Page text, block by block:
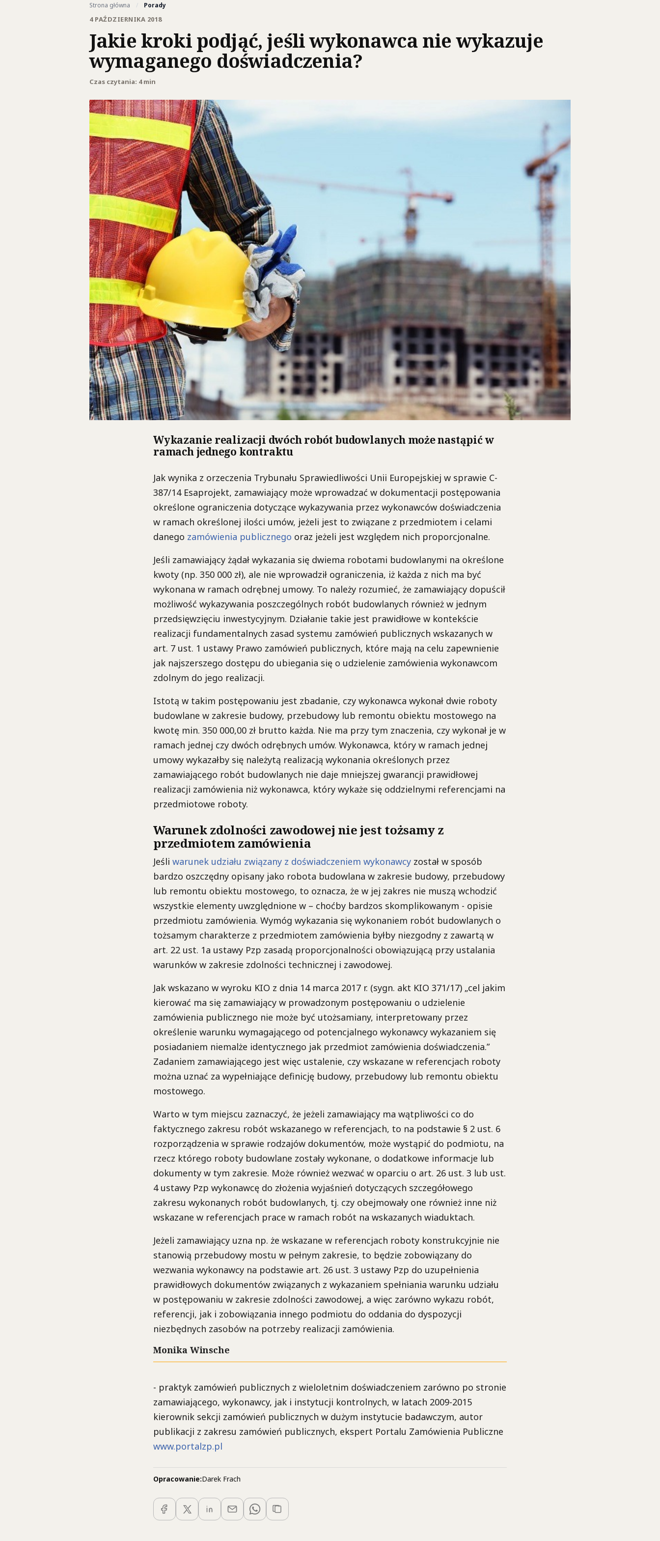
Strona główna / Porady
4 PAŹDZIERNIKA 2018
Jakie kroki podjąć, jeśli wykonawca nie wykazuje
wymaganego doświadczenia?
Czas czytania: 4 min
Wykazanie realizacji dwóch robót budowlanych może nastąpić w
ramach jednego kontraktu
Jak wynika z orzeczenia Trybunału Sprawiedliwości Unii Europejskiej w sprawie C-
387/14 Esaprojekt, zamawiający może wprowadzać w dokumentacji postępowania
określone ograniczenia dotyczące wykazywania przez wykonawców doświadczenia
w ramach określonej ilości umów, jeżeli jest to związane z przedmiotem i celami
danego zamówienia publicznego oraz jeżeli jest względem nich proporcjonalne.
Jeśli zamawiający żądał wykazania się dwiema robotami budowlanymi na określone
kwoty (np. 350 000 zł), ale nie wprowadził ograniczenia, iż każda z nich ma być
wykonana w ramach odrębnej umowy. To należy rozumieć, że zamawiający dopuścił
możliwość wykazywania poszczególnych robót budowlanych również w jednym
przedsięwzięciu inwestycyjnym. Działanie takie jest prawidłowe w kontekście
realizacji fundamentalnych zasad systemu zamówień publicznych wskazanych w
art. 7 ust. 1 ustawy Prawo zamówień publicznych, które mają na celu zapewnienie
jak najszerszego dostępu do ubiegania się o udzielenie zamówienia wykonawcom
zdolnym do jego realizacji.
Istotą w takim postępowaniu jest zbadanie, czy wykonawca wykonał dwie roboty
budowlane w zakresie budowy, przebudowy lub remontu obiektu mostowego na
kwotę min. 350 000,00 zł brutto każda. Nie ma przy tym znaczenia, czy wykonał je w
ramach jednej czy dwóch odrębnych umów. Wykonawca, który w ramach jednej
umowy wykazałby się należytą realizacją wykonania określonych przez
zamawiającego robót budowlanych nie daje mniejszej gwarancji prawidłowej
realizacji zamówienia niż wykonawca, który wykaże się oddzielnymi referencjami na
przedmiotowe roboty.
Warunek zdolności zawodowej nie jest tożsamy z
przedmiotem zamówienia
Jeśli warunek udziału związany z doświadczeniem wykonawcy został w sposób
bardzo oszczędny opisany jako robota budowlana w zakresie budowy, przebudowy
lub remontu obiektu mostowego, to oznacza, że w jej zakres nie muszą wchodzić
wszystkie elementy uwzględnione w – choćby bardzos skomplikowanym - opisie
przedmiotu zamówienia. Wymóg wykazania się wykonaniem robót budowlanych o
tożsamym charakterze z przedmiotem zamówienia byłby niezgodny z zawartą w
art. 22 ust. 1a ustawy Pzp zasadą proporcjonalności obowiązującą przy ustalania
warunków w zakresie zdolności technicznej i zawodowej.
Jak wskazano w wyroku KIO z dnia 14 marca 2017 r. (sygn. akt KIO 371/17) „cel jakim
kierować ma się zamawiający w prowadzonym postępowaniu o udzielenie
zamówienia publicznego nie może być utożsamiany, interpretowany przez
określenie warunku wymagającego od potencjalnego wykonawcy wykazaniem się
posiadaniem niemalże identycznego jak przedmiot zamówienia doświadczenia.”
Zadaniem zamawiającego jest więc ustalenie, czy wskazane w referencjach roboty
można uznać za wypełniające definicję budowy, przebudowy lub remontu obiektu
mostowego.
Warto w tym miejscu zaznaczyć, że jeżeli zamawiający ma wątpliwości co do
faktycznego zakresu robót wskazanego w referencjach, to na podstawie § 2 ust. 6
rozporządzenia w sprawie rodzajów dokumentów, może wystąpić do podmiotu, na
rzecz którego roboty budowlane zostały wykonane, o dodatkowe informacje lub
dokumenty w tym zakresie. Może również wezwać w oparciu o art. 26 ust. 3 lub ust.
4 ustawy Pzp wykonawcę do złożenia wyjaśnień dotyczących szczegółowego
zakresu wykonanych robót budowlanych, tj. czy obejmowały one również inne niż
wskazane w referencjach prace w ramach robót na wskazanych wiaduktach.
Jeżeli zamawiający uzna np. że wskazane w referencjach roboty konstrukcyjnie nie
stanowią przebudowy mostu w pełnym zakresie, to będzie zobowiązany do
wezwania wykonawcy na podstawie art. 26 ust. 3 ustawy Pzp do uzupełnienia
prawidłowych dokumentów związanych z wykazaniem spełniania warunku udziału
w postępowaniu w zakresie zdolności zawodowej, a więc zarówno wykazu robót,
referencji, jak i zobowiązania innego podmiotu do oddania do dyspozycji
niezbędnych zasobów na potrzeby realizacji zamówienia.
Monika Winsche
- praktyk zamówień publicznych z wieloletnim doświadczeniem zarówno po stronie
zamawiającego, wykonawcy, jak i instytucji kontrolnych, w latach 2009-2015
kierownik sekcji zamówień publicznych w dużym instytucie badawczym, autor
publikacji z zakresu zamówień publicznych, ekspert Portalu Zamówienia Publiczne
www.portalzp.pl
Opracowanie:Darek Frach